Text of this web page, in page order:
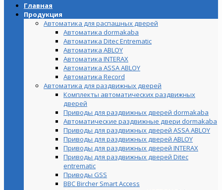
Главная
Продукция
Автоматика для распашных дверей
Автоматика dormakaba
Автоматика Ditec Entrematic
Автоматика ABLOY
Автоматика INTERAX
Автоматика ASSA ABLOY
Автоматика Record
Автоматика для раздвижных дверей
Комплекты автоматических раздвижных
дверей
Приводы для раздвижных дверей dormakaba
Автоматические раздвижные двери dormakaba
Приводы для раздвижных дверей ASSA ABLOY
Приводы для раздвижных дверей ABLOY
Приводы для раздвижных дверей INTERAX
Приводы для раздвижных дверей Ditec
entrematic
Приводы GSS
BBC Bircher Smart Access